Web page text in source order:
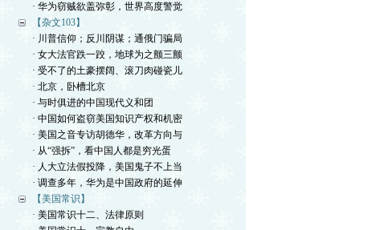
· 华为窃贼欲盖弥彰，世界高度警觉
【杂文103】
· 川普信仰；反川阴谋；通俄门骗局
· 女大法官跌一跤，地球为之颤三颤
· 受不了的土豪摆阔、滚刀肉碰瓷儿
· 北京，卧槽北京
· 与时俱进的中国现代义和团
· 中国如何盗窃美国知识产权和机密
· 美国之音专访胡德华，改革方向与
· 从“强拆”，看中国人都是穷光蛋
· 人大立法假投降，美国鬼子不上当
· 调查多年，华为是中国政府的延伸
【美国常识】
· 美国常识十二、法律原则